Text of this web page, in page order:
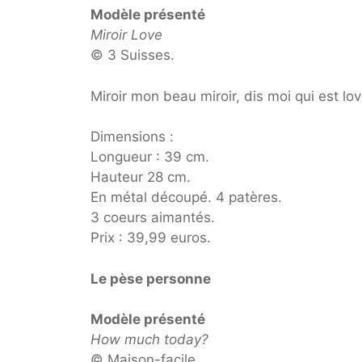
Modèle présenté
Miroir Love
© 3 Suisses.
Miroir mon beau miroir, dis moi qui est
Dimensions :
Longueur : 39 cm.
Hauteur 28 cm.
En métal découpé. 4 patères.
3 coeurs aimantés.
Prix : 39,99 euros.
Le pèse personne
Modèle présenté
How much today?